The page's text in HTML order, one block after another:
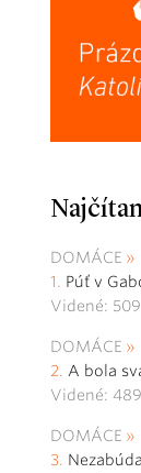
DOMÁCE
Púť v
Videné: 509
DOMÁCE
A bola
Videné: 489
DOMÁCE